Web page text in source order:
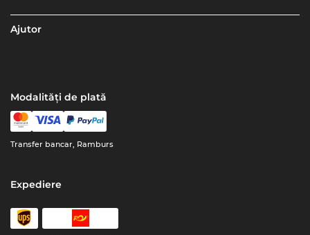
Ajutor
Modalități de plată
Transfer bancar, Ramburs
Expediere